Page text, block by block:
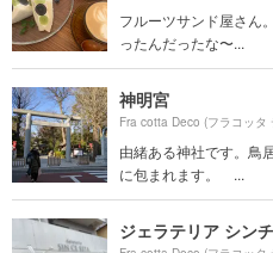
フルーツサンド屋さん
ったんだったな〜...
神明宮
Fra cotta Deco (フラコッタ
由緒ある神社です。鳥
に包まれます。 ...
ジェラテリア シン